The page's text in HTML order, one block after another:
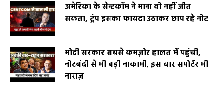
अमेरिका के सेन्टकॉम ने माना वो नहीं जीत
सकता, ट्रंप इसका फायदा उठाकर छाप रहे नोट
मोदी सरकार सबसे कमज़ोर हालत में पहुंची,
नोटबंदी से भी बड़ी नाकामी, इस बार सपोर्टर भी
नाराज़